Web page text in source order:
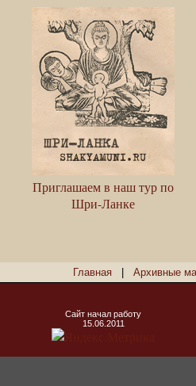
Приглашаем в наш тур по
Шри-Ланке
Главная Архивные
Сайт начал работу
15.06.2011